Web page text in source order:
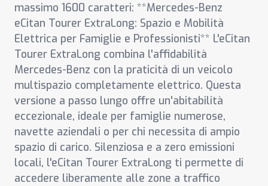
massimo 1600 caratteri: **Mercedes-Benz
eCitan Tourer ExtraLong: Spazio e Mobilità
Elettrica per Famiglie e Professionisti** L'eCitan
Tourer ExtraLong combina l'affidabilità
Mercedes-Benz con la praticità di un veicolo
multispazio completamente elettrico. Questa
versione a passo lungo offre un'abitabilità
eccezionale, ideale per famiglie numerose,
navette aziendali o per chi necessita di ampio
spazio di carico. Silenziosa e a zero emissioni
locali, l'eCitan Tourer ExtraLong ti permette di
accedere liberamente alle zone a traffico